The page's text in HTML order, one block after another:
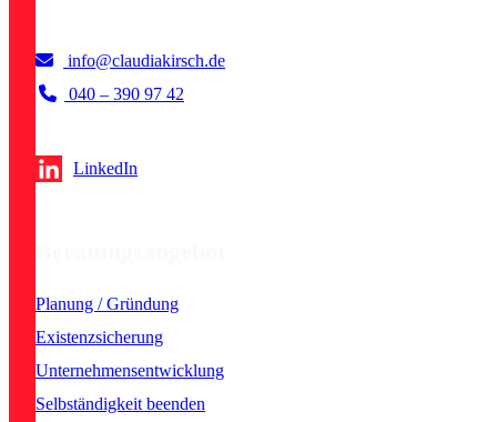
info@claudiakirsch.de
040 – 390 97 42
LinkedIn
Planung / Gründung
Existenzsicherung
Unternehmensentwicklung
Selbständigkeit beenden